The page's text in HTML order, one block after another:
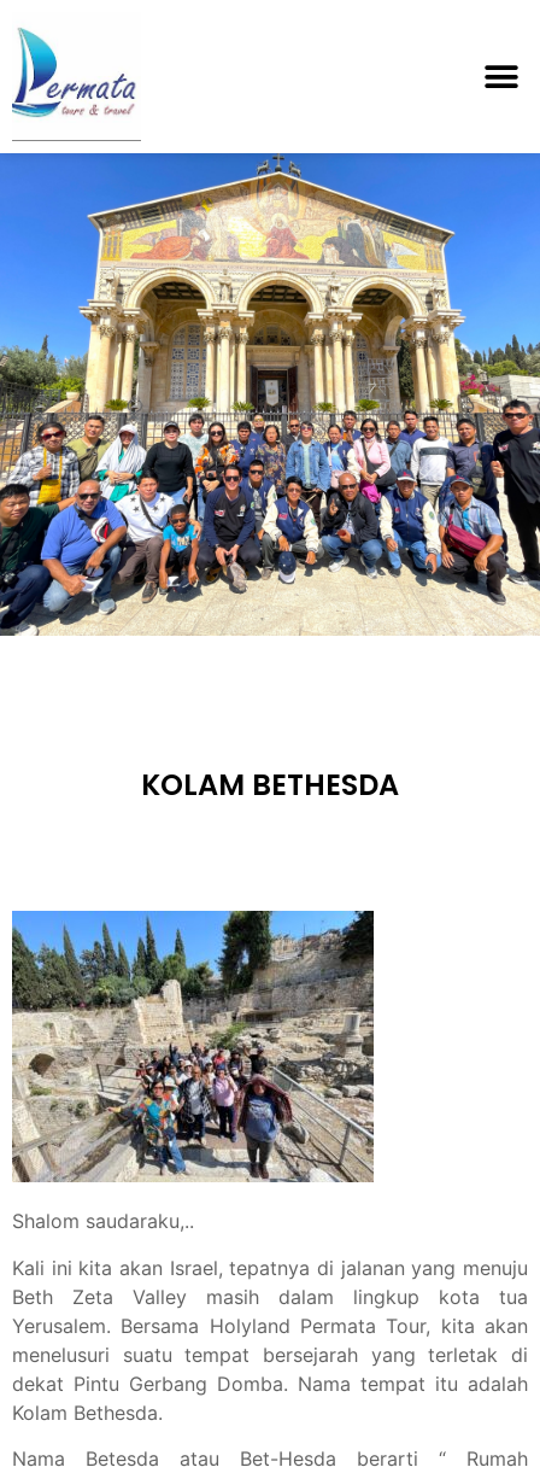
KOLAM BETHESDA
Shalom saudaraku,..
Kali ini kita akan Israel, tepatnya di jalanan yang menuju
Beth Zeta Valley masih dalam lingkup kota tua
Yerusalem. Bersama Holyland Permata Tour, kita akan
menelusuri suatu tempat bersejarah yang terletak di
dekat Pintu Gerbang Domba. Nama tempat itu adalah
Kolam Bethesda.
Nama Betesda atau Bet-Hesda berarti “ Rumah